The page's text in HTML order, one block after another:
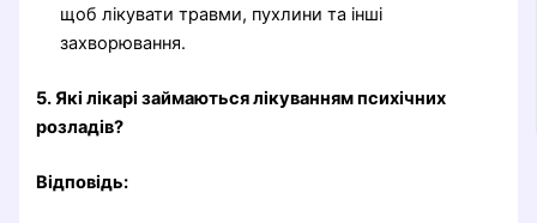
щоб лікувати травми, пухлини та інші
захворювання.
5. Які лікарі займаються лікуванням психічних
розладів?
Відповідь: